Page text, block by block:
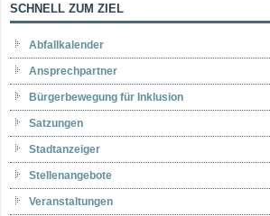
SCHNELL ZUM ZIEL
Abfallkalender
Ansprechpartner
Bürgerbewegung für Inklusion
Satzungen
Stadtanzeiger
Stellenangebote
Veranstaltungen